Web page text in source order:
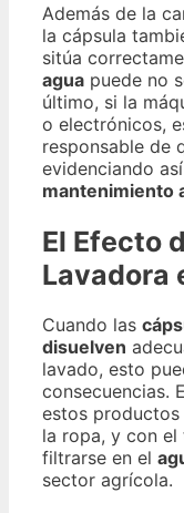
Además de la
la cápsula
sitúa
agua puede no
último, si la
o electrónicos,
responsable de
evidenciando
mantenimiento
El Efecto
Lavadora
Cuando las
disuelven
lavado, esto
consecuencias.
estos
la ropa, y con el
filtrarse en el
sector agrícola.